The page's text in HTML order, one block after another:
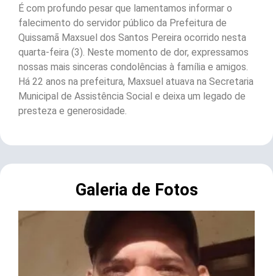
É com profundo pesar que lamentamos informar o
falecimento do servidor público da Prefeitura de
Quissamã Maxsuel dos Santos Pereira ocorrido nesta
quarta-feira (3). Neste momento de dor, expressamos
nossas mais sinceras condolências à família e amigos.
Há 22 anos na prefeitura, Maxsuel atuava na Secretaria
Municipal de Assistência Social e deixa um legado de
presteza e generosidade.
Galeria de Fotos